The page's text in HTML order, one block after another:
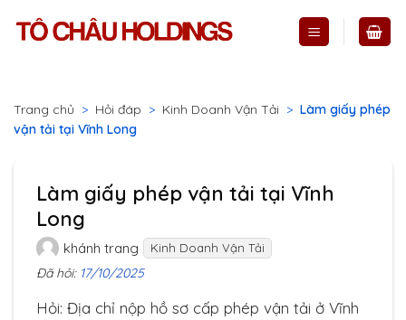
Trang chủ > Hỏi đáp > Kinh Doanh Vận Tải > Làm giấy phép
vận tải tại Vĩnh Long
Làm giấy phép vận tải tại Vĩnh
Long
khánh trang Kinh Doanh Vận Tải
Đã hỏi: 17/10/2025
Hỏi: Địa chỉ nộp hồ sơ cấp phép vận tải ở Vĩnh